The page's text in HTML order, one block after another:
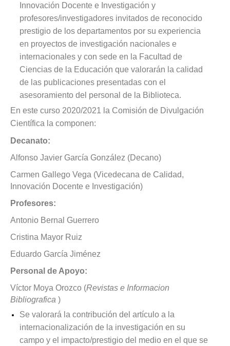
Innovación Docente e Investigación y
profesores/investigadores invitados de reconocido
prestigio de los departamentos por su experiencia
en proyectos de investigación nacionales e
internacionales y con sede en la Facultad de
Ciencias de la Educación que valorarán la calidad
de las publicaciones presentadas con el
asesoramiento del personal de la Biblioteca.
En este curso 2020/2021 la Comisión de Divulgación
Científica la componen:
Decanato:
Alfonso Javier García González (Decano)
Carmen Gallego Vega (Vicedecana de Calidad,
Innovación Docente e Investigación)
Profesores:
Antonio Bernal Guerrero
Cristina Mayor Ruiz
Eduardo García Jiménez
Personal de Apoyo:
Víctor Moya Orozco (Revistas e Informacion
Bibliografica )
Se valorará la contribución del artículo a la
internacionalización de la investigación en su
campo y el impacto/prestigio del medio en el que se